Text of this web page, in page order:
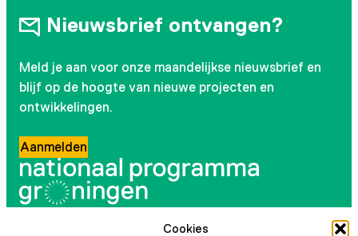
Cookies
Nieuwsbrief ontvangen?
Meld je aan voor onze maandelijkse nieuwsbrief en
blijf op de hoogte van nieuwe projecten en
ontwikkelingen.
Aanmelden